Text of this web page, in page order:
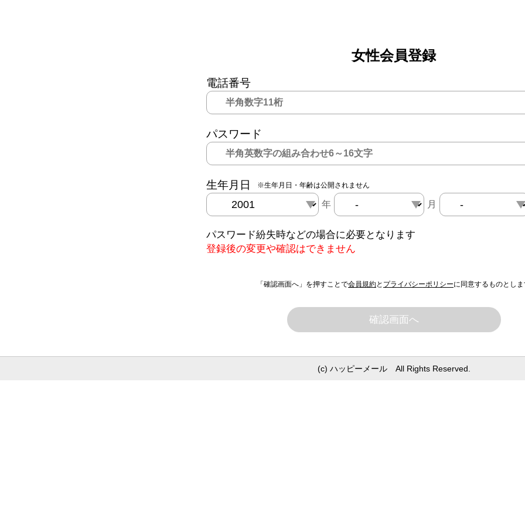
女性会員登録
電話番号
パスワード
生年月日 ※生年月日・年齢は公開されません
年 月
パスワード紛失時などの場合に必要となります
登録後の変更や確認はできません
「確認画面へ」を押すことで会員規約と プライバシーポリシーに同意するものとし
確認画面へ
(c) ハッピーメール All Rights Reserved.